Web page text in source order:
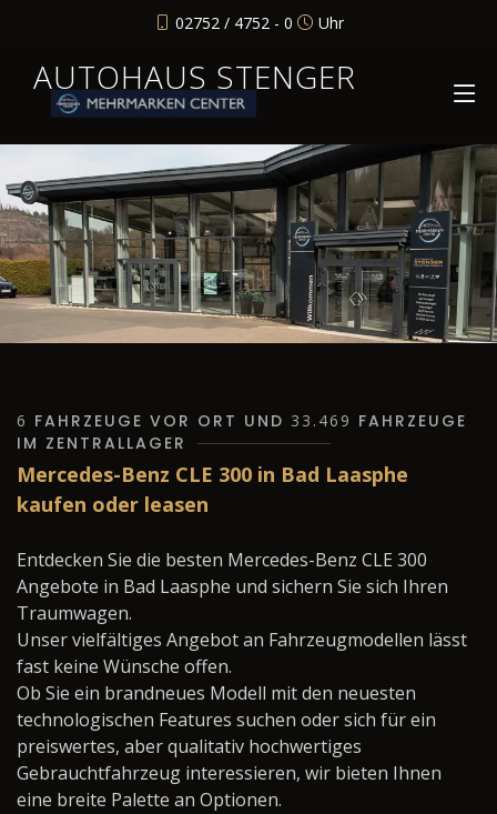
02752 / 4752 - 0 Uhr
AUTOHAUS STENGER
6 FAHRZEUGE VOR ORT UND 33.469 FAHRZEUGE
IM ZENTRALLAGER
Mercedes-Benz CLE 300 in Bad Laasphe
kaufen oder leasen
Entdecken Sie die besten Mercedes-Benz CLE 300
Angebote in Bad Laasphe und sichern Sie sich Ihren
Traumwagen.
Unser vielfältiges Angebot an Fahrzeugmodellen lässt
fast keine Wünsche offen.
Ob Sie ein brandneues Modell mit den neuesten
technologischen Features suchen oder sich für ein
preiswertes, aber qualitativ hochwertiges
Gebrauchtfahrzeug interessieren, wir bieten Ihnen
eine breite Palette an Optionen.